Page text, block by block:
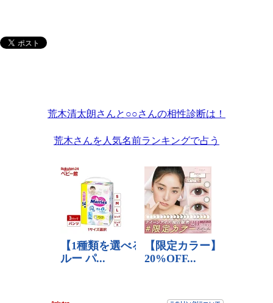
荒木清太朗さんと○○さんの相性診断は！
荒木さんを人気名前ランキングで占う